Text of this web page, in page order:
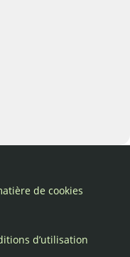
de cookies
d’utilisation